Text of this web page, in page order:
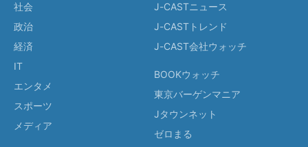
社会
政治
経済
IT
エンタメ
スポーツ
メディア
J-CASTニュース
J-CASTトレンド
J-CAST会社ウォッチ
BOOKウォッチ
東京バーゲンマニア
Jタウンネット
ゼロまる